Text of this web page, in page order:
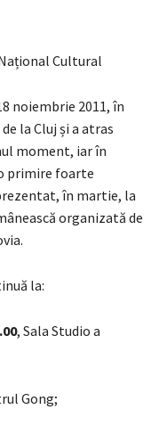
Cultural
noiembrie 2011, în
la Cluj și a atras
moment, iar în
primire foarte
în martie, la
organizată de
la:
, Sala Studio a
Gong;